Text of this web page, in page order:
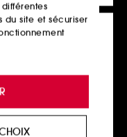
du site et sécuriser
être désactivés.
et
des
qui